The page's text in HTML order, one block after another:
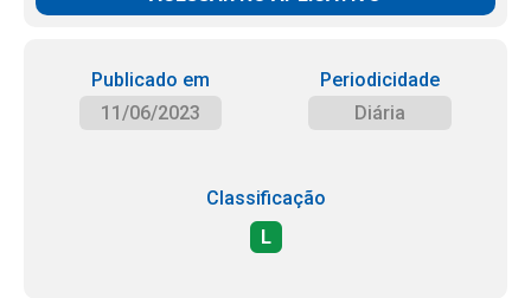
Publicado em
11/06/2023
Periodicidade
Diária
Classificação
L